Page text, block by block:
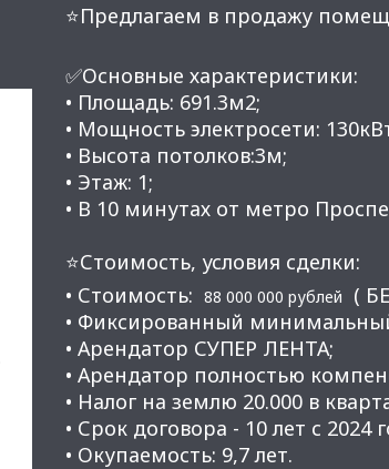
⭐Предлагаем в продажу
✅Основные характеристики:
• Площадь: 691.3м2;
• Мощность электросети:
• Высота потолков:3м;
• Этаж: 1;
• В 10 минутах от метро
⭐Стоимость, условия сделки:
​​​​​​​• Стоимость: 88 000 000 рублей
(
• Фиксированный
• Арендатор СУПЕР ЛЕНТА;
• Арендатор полностью
• Налог на землю 20.000 в
• Срок договора - 10 лет с 2024
​​​​​​​• Окупаемость: 9,7 лет.